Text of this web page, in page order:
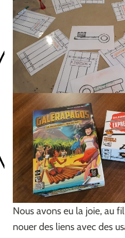
Nous avons eu la joie, au
nouer des liens avec des